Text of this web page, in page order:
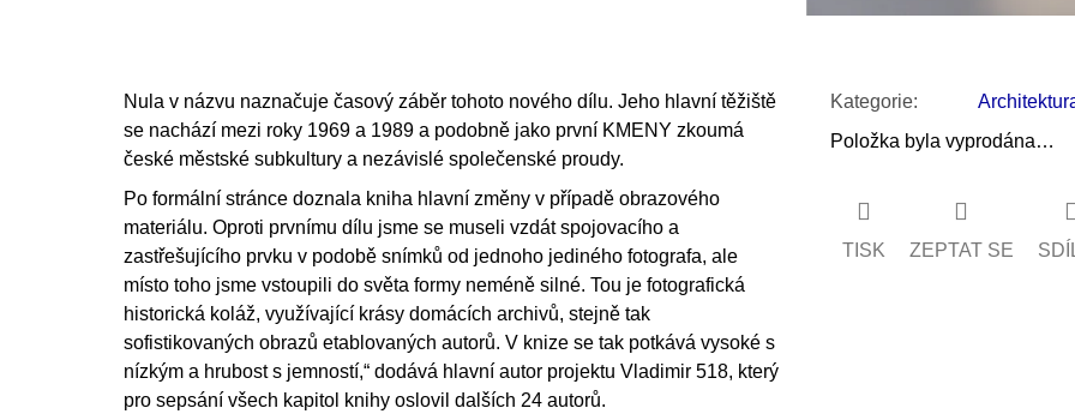
Nula v názvu naznačuje časový záběr tohoto nového dílu. Jeho hlavní těžiště
se nachází mezi roky 1969 a 1989 a podobně jako první KMENY zkoumá
české městské subkultury a nezávislé společenské proudy.
Po formální stránce doznala kniha hlavní změny v případě obrazového
materiálu. Oproti prvnímu dílu jsme se museli vzdát spojovacího a
zastřešujícího prvku v podobě snímků od jednoho jediného fotografa, ale
místo toho jsme vstoupili do světa formy neméně silné. Tou je fotografická
historická koláž, využívající krásy domácích archivů, stejně tak
sofistikovaných obrazů etablovaných autorů. V knize se tak potkává vysoké s
nízkým a hrubost s jemností,“ dodává hlavní autor projektu Vladimir 518, který
pro sepsání všech kapitol knihy oslovil dalších 24 autorů.
Kategorie:
Položka byla vyprodána…
TISK ZEPTAT SE